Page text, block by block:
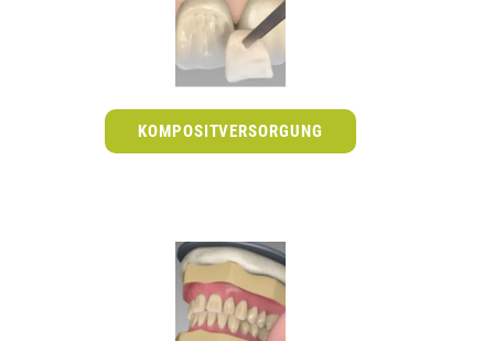
KOMPOSITVERSORGUNG